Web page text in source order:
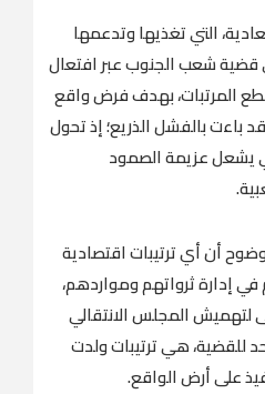
التي تغذيها وتدعمها
قضية شعب الجنوب عبر افتعال
المرتبات، بهدف فرض واقع
بالفشل الذريع؛ إذ تحول
يشعل عزيمة الصمود
أن أي ترتيبات اقتصادية
إدارة ثرواتهم ومواردهم،
لتهميش المجلس الانتقالي
للقضية، هي ترتيبات ولدت
على أرض الواقع.